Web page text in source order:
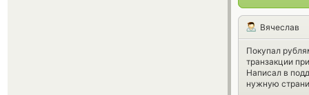
Вячеслав
Покупал
транзакции
Написал в
нужную